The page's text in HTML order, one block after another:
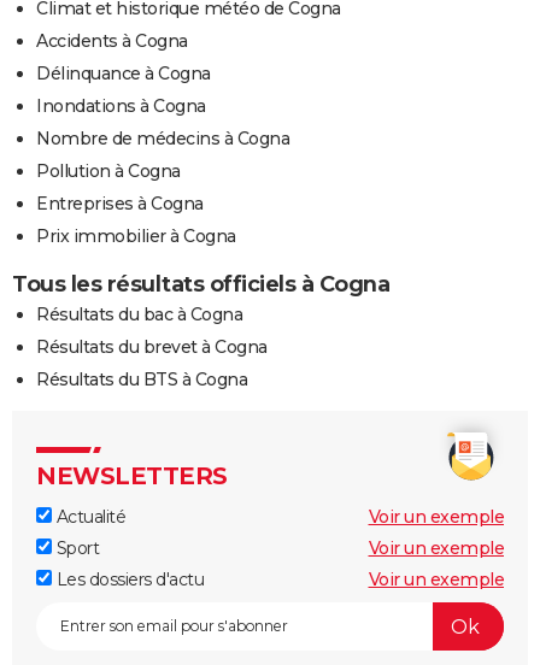
Climat et historique météo de Cogna
Accidents à Cogna
Délinquance à Cogna
Inondations à Cogna
Nombre de médecins à Cogna
Pollution à Cogna
Entreprises à Cogna
Prix immobilier à Cogna
Tous les résultats officiels à Cogna
Résultats du bac à Cogna
Résultats du brevet à Cogna
Résultats du BTS à Cogna
NEWSLETTERS
Actualité
Voir un exemple
Sport
Voir un exemple
Les dossiers d'actu
Voir un exemple